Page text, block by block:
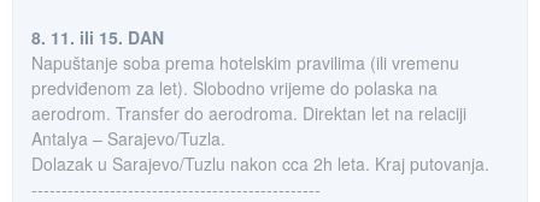
8. 11. ili 15. DAN
Napuštanje soba prema hotelskim pravilima (ili vremenu
predviđenom za let). Slobodno vrijeme do polaska na
aerodrom. Transfer do aerodroma. Direktan let na relaciji
Antalya – Sarajevo/Tuzla.
Dolazak u Sarajevo/Tuzlu nakon cca 2h leta. Kraj putovanja.
------------------------------------------------